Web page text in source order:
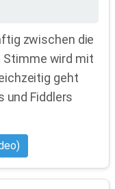
zwischen die
Stimme wird mit
geht
und Fiddlers